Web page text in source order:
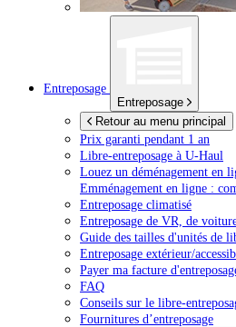
Entreposage
Entreposage
Retour au menu principal
Prix garanti pendant 1 an
Libre-entreposage à U-Haul
Louez un déménagement en
Emménagement en ligne :
Entreposage climatisé
Entreposage de VR, de
Guide des tailles d'unités de
Entreposage extérieur/
Payer ma facture
FAQ
Conseils sur le libre-
Fournitures d’entreposage